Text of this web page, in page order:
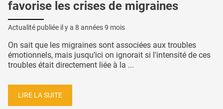
favorise les crises de migraines
Actualité publiée il y a 8 années 9 mois
On sait que les migraines sont associées aux troubles
émotionnels, mais jusqu’ici on ignorait si l'intensité de ces
troubles était directement liée à la ...
LIRE LA SUITE